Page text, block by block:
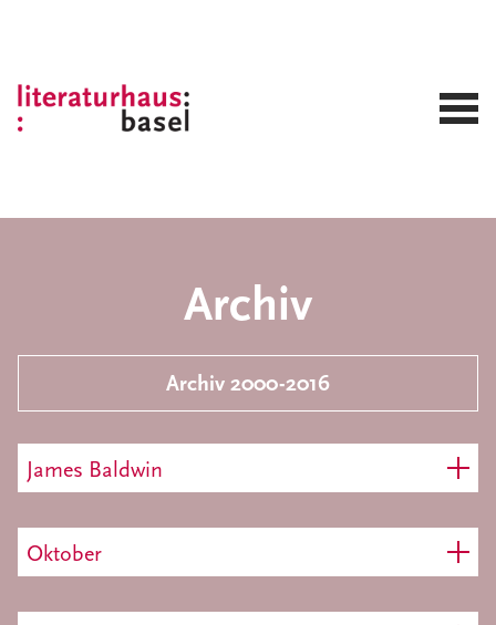
Archiv
Archiv 2000-2016
James Baldwin
Oktober